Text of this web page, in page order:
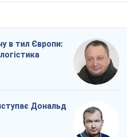
в тил Європи:
Дональд